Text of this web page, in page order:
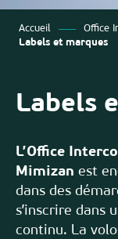
Accueil
Office
Labels et marques
Labels
L’Office
Mimizan est
dans des
s’inscrire dans
continu. La